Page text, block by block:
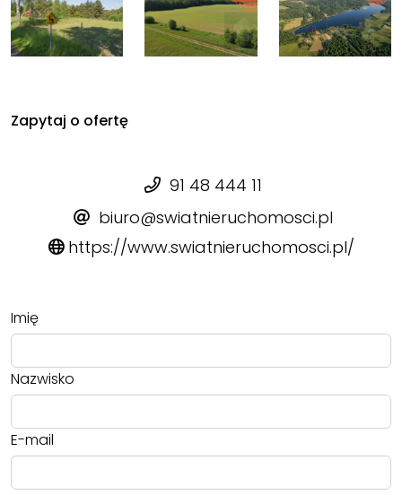
Zapytaj o ofertę
91 48 444 11
biuro@swiatnieruchomosci.pl
https://www.swiatnieruchomosci.pl/
Imię
Nazwisko
E-mail